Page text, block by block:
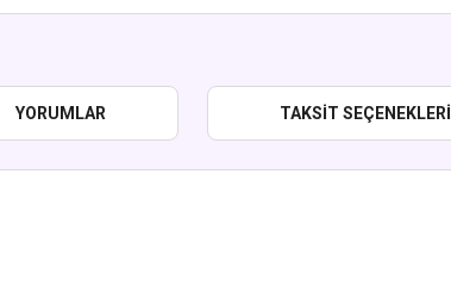
YORUMLAR TAKSIT SEÇENEKLERI